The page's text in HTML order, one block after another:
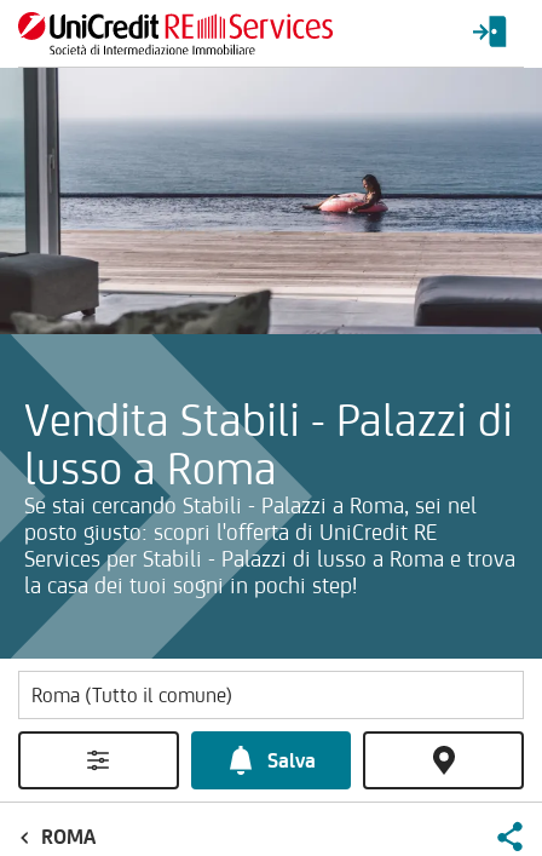
Vendita Stabili - Palazzi di
lusso a Roma
Se stai cercando Stabili - Palazzi a Roma, sei nel
posto giusto: scopri l'offerta di UniCredit RE
Services per Stabili - Palazzi di lusso a Roma e trova
la casa dei tuoi sogni in pochi step!
Salva
ROMA